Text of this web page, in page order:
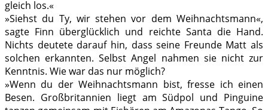
gleich los.«
»Siehst du Ty, wir stehen vor dem Weihnachtsmann«,
sagte Finn überglücklich und reichte Santa die Hand.
Nichts deutete darauf hin, dass seine Freunde Matt als
solchen erkannten. Selbst Angel nahmen sie nicht zur
Kenntnis. Wie war das nur möglich?
»Wenn du der Weihnachtsmann bist, fresse ich einen
Besen. Großbritannien liegt am Südpol und Pinguine